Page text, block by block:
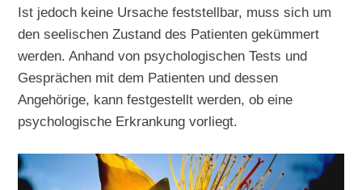
Ist jedoch keine Ursache feststellbar, muss sich um
den seelischen Zustand des Patienten gekümmert
werden. Anhand von psychologischen Tests und
Gesprächen mit dem Patienten und dessen
Angehörige, kann festgestellt werden, ob eine
psychologische Erkrankung vorliegt.